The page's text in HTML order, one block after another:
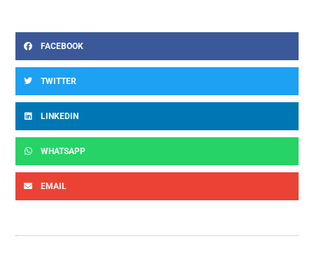
FACEBOOK
TWITTER
LINKEDIN
WHATSAPP
EMAIL